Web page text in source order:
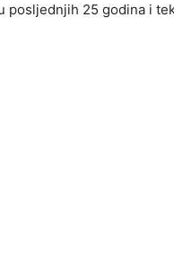
posljednjih 25 godina i